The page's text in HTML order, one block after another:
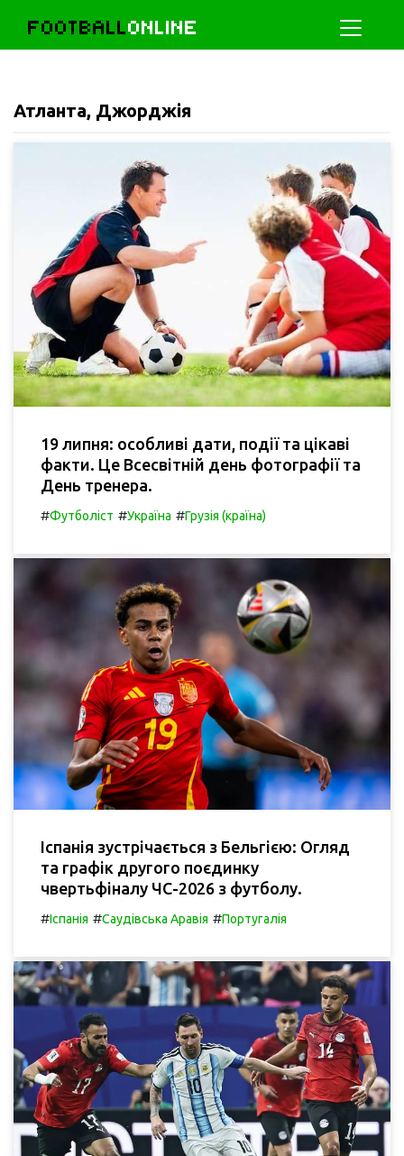
FOOTBALLONLINE
Атланта, Джорджія
19 липня: особливі дати, події та цікаві
факти. Це Всесвітній день фотографії та
День тренера.
#Футболіст #Україна #Грузія (країна)
Іспанія зустрічається з Бельгією: Огляд
та графік другого поєдинку
чвертьфіналу ЧС-2026 з футболу.
#Іспанія #Саудівська Аравія #Португалія